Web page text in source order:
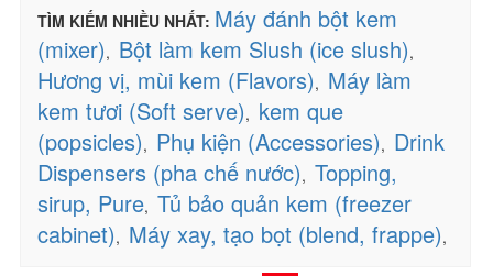
TÌM KIẾM NHIỀU NHẤT: Máy đánh bột kem
(mixer), Bột làm kem Slush (ice slush),
Hương vị, mùi kem (Flavors), Máy làm
kem tươi (Soft serve), kem que
(popsicles), Phụ kiện (Accessories), Drink
Dispensers (pha chế nước), Topping,
sirup, Pure, Tủ bảo quản kem (freezer
cabinet), Máy xay, tạo bọt (blend, frappe),